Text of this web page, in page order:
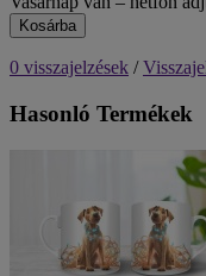
Kosárba
0 visszajelzések /
Hasonló Termékek